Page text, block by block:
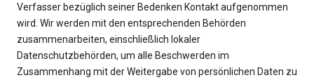
Verfasser bezüglich seiner Bedenken Kontakt aufgenommen
wird. Wir werden mit den entsprechenden Behörden
zusammenarbeiten, einschließlich lokaler
Datenschutzbehörden, um alle Beschwerden im
Zusammenhang mit der Weitergabe von persönlichen Daten zu